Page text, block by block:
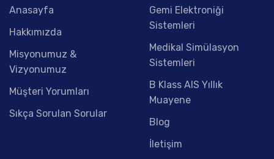
Anasayfa
Hakkımızda
Misyonumuz &
Vizyonumuz
Müşteri Yorumları
Sıkça Sorulan Sorular
Gemi Elektroniği
Sistemleri
Medikal Simülasyon
Sistemleri
B Klass AIS Yıllık
Muayene
Blog
İletişim